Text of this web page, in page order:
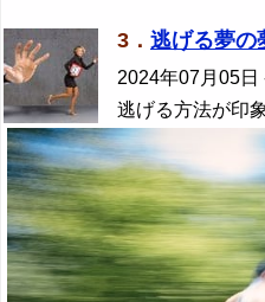
3． 逃げる夢の
2024年07月05日
逃げる方法が印